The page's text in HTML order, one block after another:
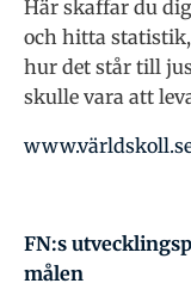
Här skaffar du
och hitta
hur det står till
skulle vara att
FN:s
målen